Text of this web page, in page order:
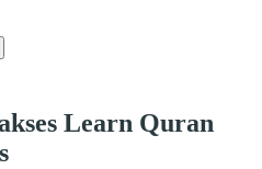
Learn Quran